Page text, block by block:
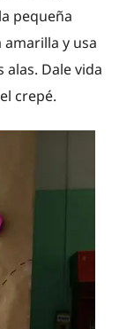
pequeña
y usa
Dale vida
crepé.